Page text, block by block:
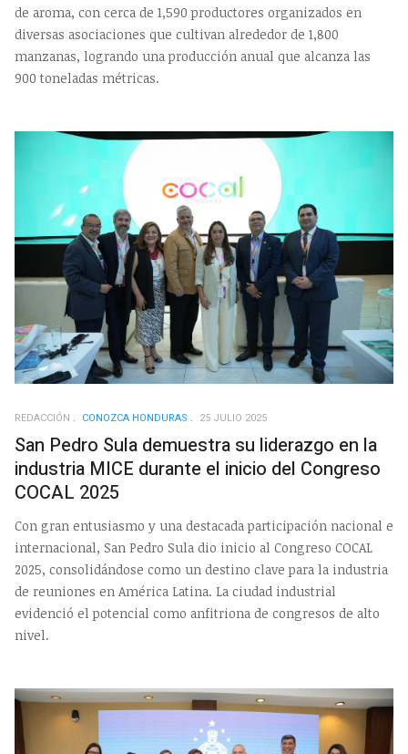
de aroma, con cerca de 1,590 productores organizados en
diversas asociaciones que cultivan alrededor de 1,800
manzanas, logrando una producción anual que alcanza las
900 toneladas métricas.
REDACCIÓN CONOZCA HONDURAS 25 JULIO 2025
San Pedro Sula demuestra su liderazgo en la
industria MICE durante el inicio del Congreso
COCAL 2025
Con gran entusiasmo y una destacada participación nacional e
internacional, San Pedro Sula dio inicio al Congreso COCAL
2025, consolidándose como un destino clave para la industria
de reuniones en América Latina. La ciudad industrial
evidenció el potencial como anfitriona de congresos de alto
nivel.